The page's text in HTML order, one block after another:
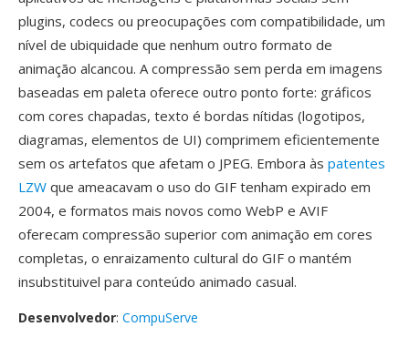
plugins, codecs ou preocupações com compatibilidade, um
nível de ubiquidade que nenhum outro formato de
animação alcancou. A compressão sem perda em imagens
baseadas em paleta oferece outro ponto forte: gráficos
com cores chapadas, texto é bordas nítidas (logotipos,
diagramas, elementos de UI) comprimem eficientemente
sem os artefatos que afetam o JPEG. Embora às patentes
LZW que ameacavam o uso do GIF tenham expirado em
2004, e formatos mais novos como WebP e AVIF
oferecam compressão superior com animação em cores
completas, o enraizamento cultural do GIF o mantém
insubstituivel para conteúdo animado casual.
Desenvolvedor: CompuServe